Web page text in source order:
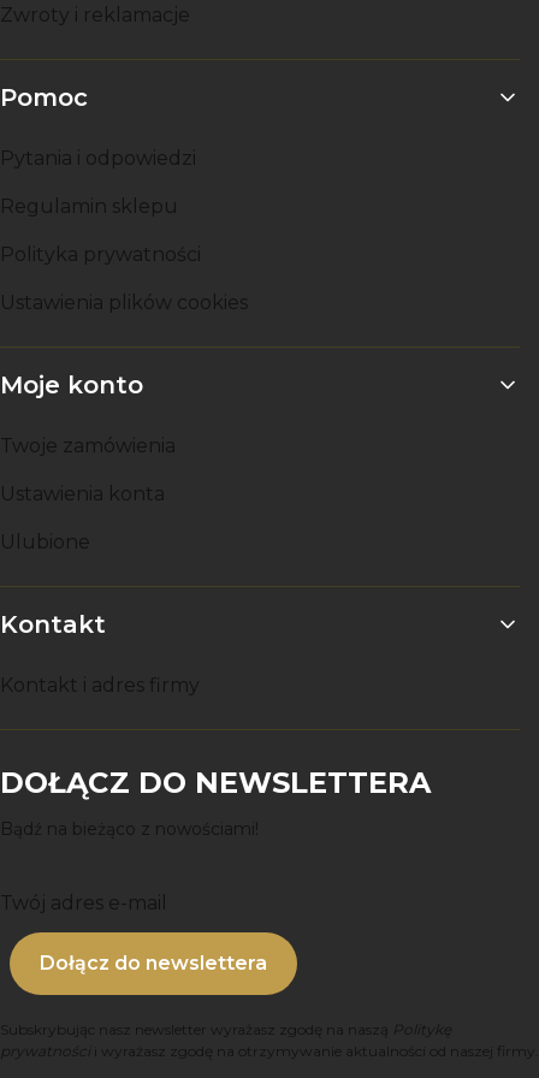
Zwroty i reklamacje
Pomoc
Pytania i odpowiedzi
Regulamin sklepu
Polityka prywatności
Ustawienia plików cookies
Moje konto
Twoje zamówienia
Ustawienia konta
Ulubione
Kontakt
Kontakt i adres firmy
DOŁĄCZ DO NEWSLETTERA
Bądź na bieżąco z nowościami!
Twój adres e-mail
Dołącz do newslettera
Subskrybując nasz newsletter wyrażasz zgodę na naszą Politykę
prywatności
i wyrażasz zgodę na otrzymywanie aktualności od naszej firmy.